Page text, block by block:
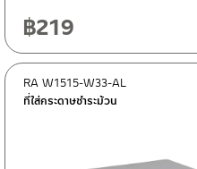
฿219
ที่ใส่กระดาษชำระม้วน
RA W1515-W33-AL